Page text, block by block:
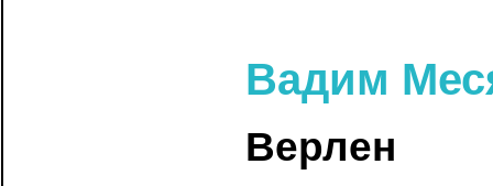
Вадим
Верлен